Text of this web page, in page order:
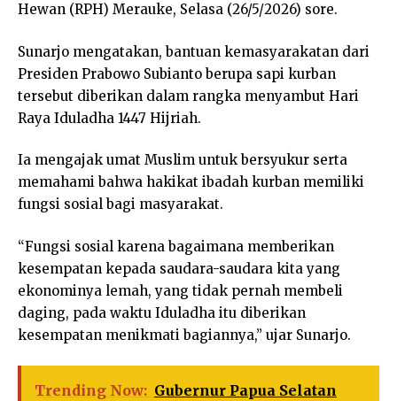
Hewan (RPH) Merauke, Selasa (26/5/2026) sore.
Sunarjo mengatakan, bantuan kemasyarakatan dari
Presiden Prabowo Subianto berupa sapi kurban
tersebut diberikan dalam rangka menyambut Hari
Raya Iduladha 1447 Hijriah.
Ia mengajak umat Muslim untuk bersyukur serta
memahami bahwa hakikat ibadah kurban memiliki
fungsi sosial bagi masyarakat.
“Fungsi sosial karena bagaimana memberikan
kesempatan kepada saudara-saudara kita yang
ekonominya lemah, yang tidak pernah membeli
daging, pada waktu Iduladha itu diberikan
kesempatan menikmati bagiannya,” ujar Sunarjo.
Trending Now: Gubernur Papua Selatan